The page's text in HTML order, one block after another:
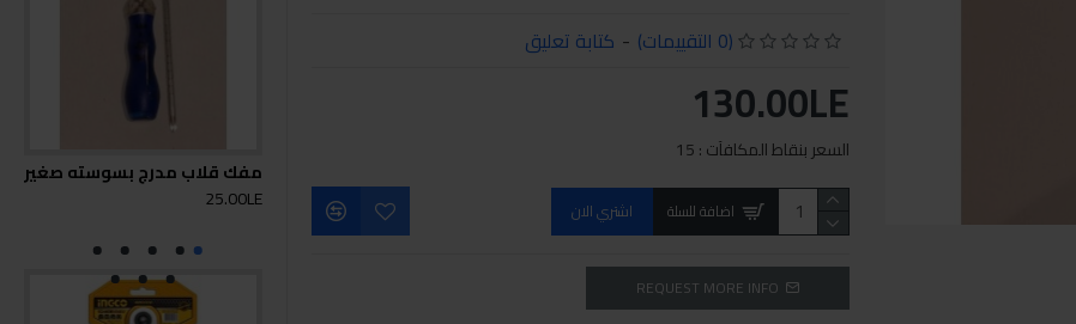
(0 التقييمات) - كتابة تعليق
130.00LE
السعر بنقاط المكافآت : 15
اضافة للسلة اشتري الان
REQUEST MORE INFO
مفك قلاب مدرج بسوسته صغير
25.00LE